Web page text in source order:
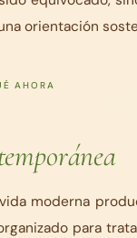
orientación
AHORA
moderna
para